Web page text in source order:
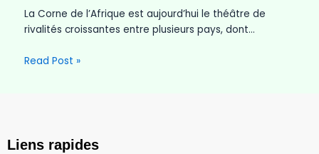
La Corne de l’Afrique est aujourd’hui le théâtre de
rivalités croissantes entre plusieurs pays, dont…
Read Post »
Liens rapides